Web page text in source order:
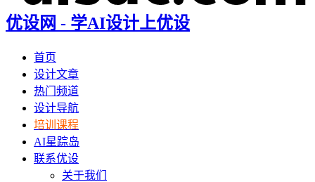
优设网 - 学AI设计上优设
首页
设计文章
热门频道
设计导航
培训课程
AI星踪岛
联系优设
关于我们